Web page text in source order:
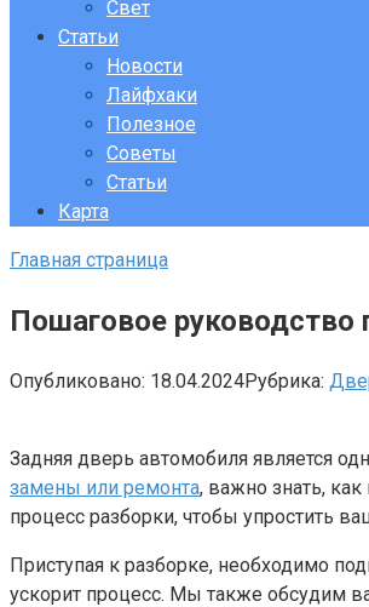
Свет
Статьи
Новости
Лайфхаки
Полезное
Советы
Статьи
Карта
Главная страница
Пошаговое руководство
Опубликовано: 18.04.2024Рубрика:
Задняя дверь автомобиля является
замены или ремонта, важно знать,
процесс разборки, чтобы упростить
Приступая к разборке, необходимо
ускорит процесс. Мы также обсудим